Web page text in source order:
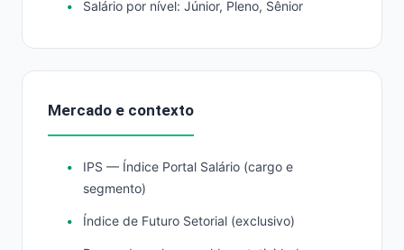
Salário por nível: Júnior, Pleno, Sênior
Mercado e contexto
IPS — Índice Portal Salário (cargo e
segmento)
Índice de Futuro Setorial (exclusivo)